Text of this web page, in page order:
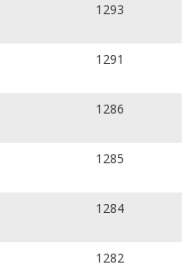
1293
1291
1286
1285
1284
1282